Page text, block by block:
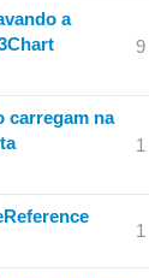
a
9
carregam na
1
1